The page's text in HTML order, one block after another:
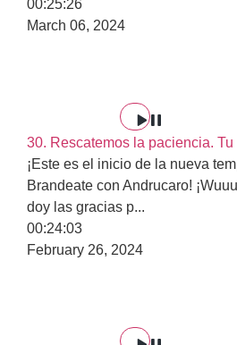
00:25:26
March 06, 2024
30. Rescatemos la paciencia. Tu
¡Este es el inicio de la nueva
Brandeate con Andrucaro!
doy las gracias p...
00:24:03
February 26, 2024